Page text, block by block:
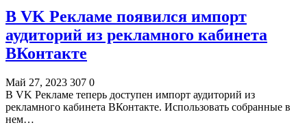
В VK Рекламе появился импорт
аудиторий из рекламного кабинета
ВКонтакте
Май 27, 2023 307 0
В VK Рекламе теперь доступен импорт аудиторий из
рекламного кабинета ВКонтакте. Использовать собранные в
нем…